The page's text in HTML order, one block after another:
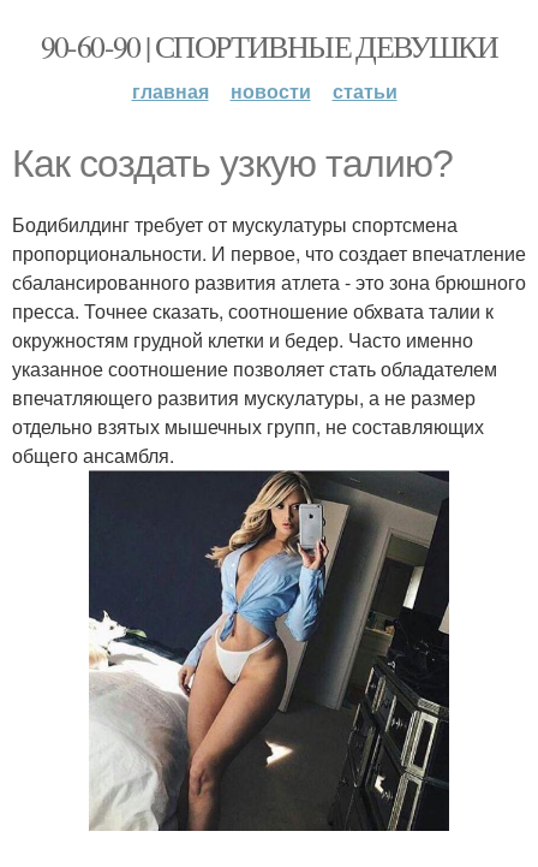
90-60-90 | СПОРТИВНЫЕ ДЕВУШКИ
главная новости статьи
Как создать узкую талию?
Бодибилдинг требует от мускулатуры спортсмена
пропорциональности. И первое, что создает впечатление
сбалансированного развития атлета - это зона брюшного
пресса. Точнее сказать, соотношение обхвата талии к
окружностям грудной клетки и бедер. Часто именно
указанное соотношение позволяет стать обладателем
впечатляющего развития мускулатуры, а не размер
отдельно взятых мышечных групп, не составляющих
общего ансамбля.